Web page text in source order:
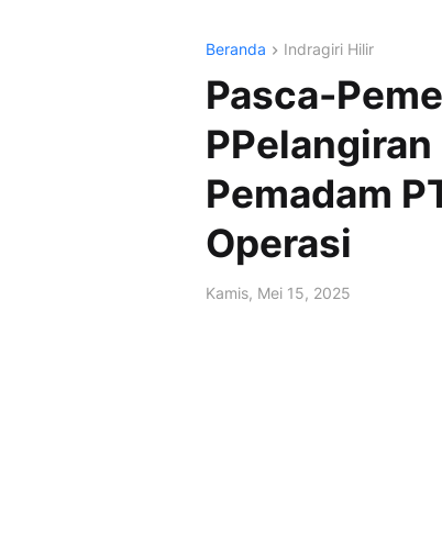
Beranda Indragiri Hilir
Pasca-
Pemadam
Operasi
Kamis, Mei 15, 2025